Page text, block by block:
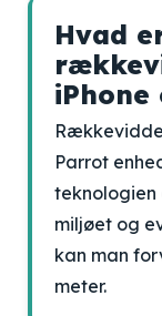
Hvad
iPhone
Parrot
miljøet og
kan man
meter.